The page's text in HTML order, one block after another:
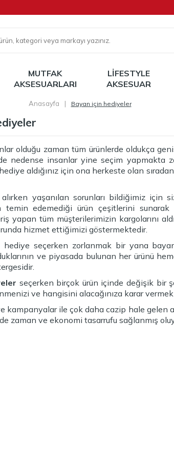
MUTFAK
AKSESUARLARI
LIFESTYLE
AKSESUAR
Anasayfa | Bayan için hediyeler
olduğu zaman tüm ürünlerde oldukça
nedense insanlar yine seçim yapmakta
aldığınız için ona herkeste olan
yaşanılan sorunları bildiğimiz için
temin edemediği ürün çeşitlerini
yapan tüm müşterilerimizin kargolarını
hizmet ettiğimizi göstermektedir.
hediye seçerken zorlanmak bir yana
ve piyasada bulunan her ürünü
seçerken birçok ürün içinde değişik bir
ve hangisini alacağınıza karar
kampanyalar ile çok daha cazip hale gelen
zaman ve ekonomi tasarrufu sağlanmış